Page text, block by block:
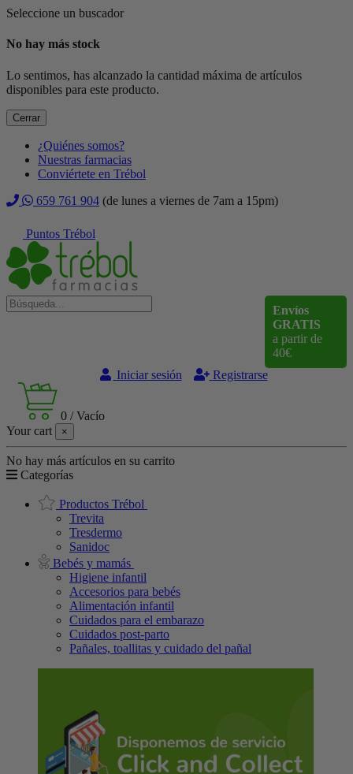
Seleccione un buscador
No hay más stock
Lo sentimos, has alcanzado la cantidad máxima de artículos
disponibles para este producto.
Cerrar
¿Quiénes somos?
Nuestras farmacias
Conviértete en Trébol
659 761 904 (de lunes a viernes de 7am a 15pm)
Puntos Trébol
Envíos
GRATIS
a partir de
40€
Iniciar sesión
Registrarse
0 /Vacío
Your cart
×
No hay más artículos en su carrito
Categorías
Productos Trébol
Trevita
Tresdermo
Sanidoc
Bebés y mamás
Higiene infantil
Accesorios para bebés
Alimentación infantil
Cuidados para el embarazo
Cuidados post-parto
Pañales, toallitas y cuidado del pañal